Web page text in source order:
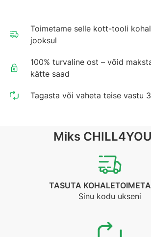
Toimetame selle kott-tooli
jooksul
100% turvaline ost – võid
kätte saad
Tagasta või vaheta teise vastu
Miks
TASUTA
Sinu kodu ukseni